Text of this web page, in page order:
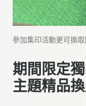
參加集印活動更可換取
期間限定
主題精品